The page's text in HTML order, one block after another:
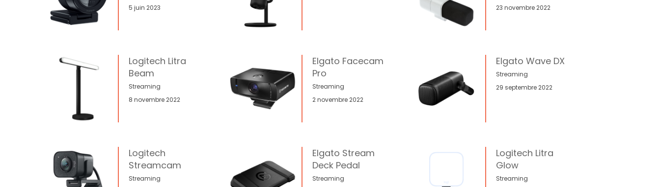
5 juin 2023
23 novembre 2022
Logitech Litra
Beam
Streaming
8 novembre 2022
Elgato Facecam
Pro
Streaming
2 novembre 2022
Elgato Wave DX
Streaming
29 septembre 2022
Logitech
Streamcam
Streaming
Elgato Stream
Deck Pedal
Streaming
Logitech Litra
Glow
Streaming